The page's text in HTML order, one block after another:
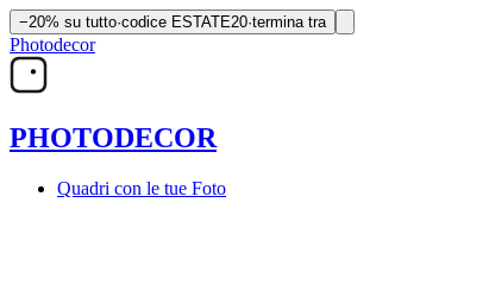
−20% su tutto·codice ESTATE20·termina tra
Photodecor
PHOTODECOR
Quadri con le tue Foto